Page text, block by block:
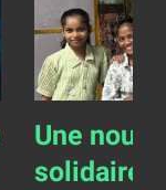
Une
solidaire